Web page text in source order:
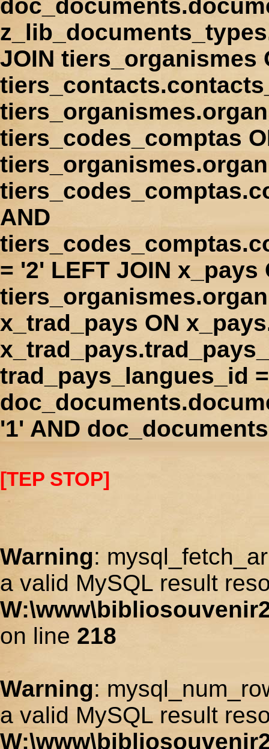
JOIN tiers_organismes
tiers_codes_comptas
AND
= '2' LEFT JOIN
x_trad_pays ON
trad_pays_langues_id
'1' AND
[TEP STOP]
Warning:
a valid MySQL result
on line 218
Warning:
a valid MySQL result